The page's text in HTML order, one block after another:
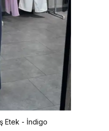
Etek - İndigo